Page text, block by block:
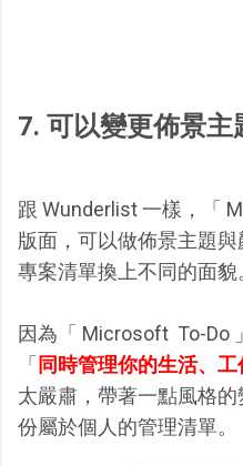
7. 可以變更佈景主
跟 Wunderlist 一樣，「
版面，可以做佈景主題
專案清單換上不同的面貌
因為「 Microsoft To-Do
「同時管理你的生活、
太嚴肅，帶著一點風格
份屬於個人的管理清單。